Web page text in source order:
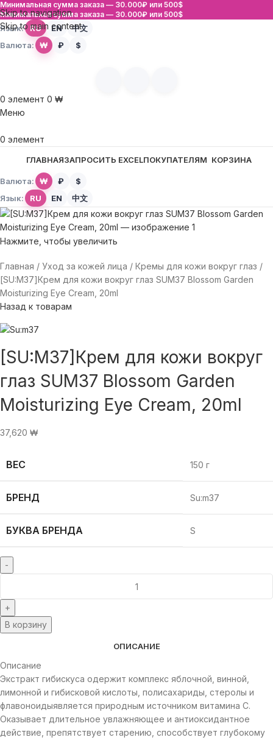
Skip to navigation
Skip to main content
Минимальная сумма заказа — 30.000₽ или 500$
Минимальная сумма заказа — 30.000₽ или 500$
Язык: RU EN
中文
Валюта:
₩ ₽ $
0 элемент 0 ₩
Меню
0 элемент
ГЛАВНАЯЗАПРОСИТЬ EXCELПОКУПАТЕЛЯМ КОРЗИНА
Валюта: ₩ ₽
$
Язык:
RU EN 中文
Нажмите, чтобы увеличить
Главная Уход за кожей лица
Кремы для кожи вокруг глаз
[SU:M37]Крем для кожи вокруг глаз SUM37 Blossom Garden
Moisturizing Eye Cream, 20ml
Назад к товарам
[SU:M37]Крем для кожи вокруг
глаз SUM37 Blossom Garden
Moisturizing Eye Cream, 20ml
37,620 ₩
ВЕС 150 г
БРЕНД Su:m37
БУКВА БРЕНДА S
В корзину
ОПИСАНИЕ
Описание
Экстракт гибискуса одержит комплекс яблочной, винной,
лимонной и гибисковой кислоты, полисахариды, стеролы и
флавоноидыявляется природным источником витамина С.
Оказывает длительное увлажняющее и антиоксидантное
действие, препятствует старению, способствует глубокому